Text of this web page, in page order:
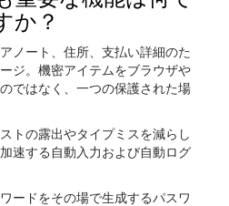
か？
ノート、住所、支払い詳細のた
ジ。機密アイテムをブラウザや
ではなく、一つの保護された場
トの露出やタイプミスを減らし
速する自動入力および自動ログ
ードをその場で生成するパスワ